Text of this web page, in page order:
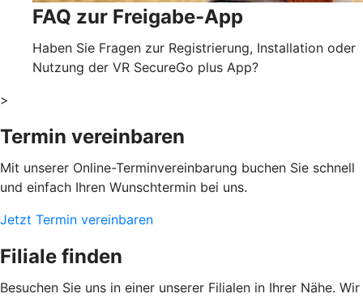
FAQ zur Freigabe-App
Haben Sie Fragen zur Registrierung, Installation oder
Nutzung der VR SecureGo plus App?
>
Termin vereinbaren
Mit unserer Online-Terminvereinbarung buchen Sie schnell
und einfach Ihren Wunschtermin bei uns.
Jetzt Termin vereinbaren
Filiale finden
Besuchen Sie uns in einer unserer Filialen in Ihrer Nähe. Wir